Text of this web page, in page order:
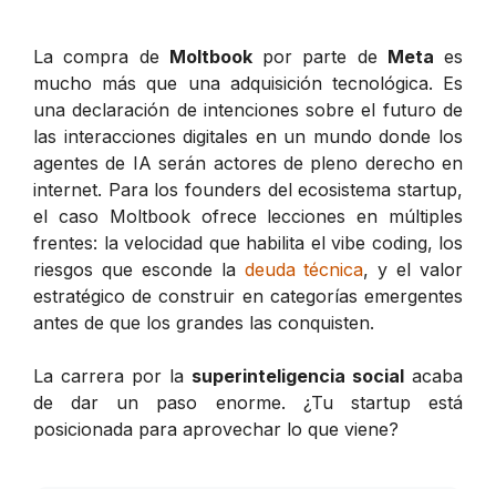
La compra de Moltbookpor parte de Meta es
mucho más que una adquisición tecnológica. Es
una declaración de intenciones sobre el futuro de
las interacciones digitales en un mundo donde los
agentes de IA serán actores de pleno derecho en
internet. Para los founders del ecosistema startup,
el caso Moltbook ofrece lecciones en múltiples
frentes: la velocidad que habilita el vibe coding, los
riesgos que esconde la deuda técnica, y el valor
estratégico de construir en categorías emergentes
antes de que los grandes las conquisten.
La carrera por la superinteligencia social acaba
de dar un paso enorme. ¿Tu startup está
posicionada para aprovechar lo que viene?